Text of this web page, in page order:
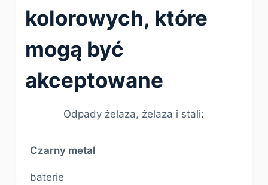
kolorowych, które
mogą być
akceptowane
Odpady żelaza, żelaza i stali:
Czarny metal
baterie